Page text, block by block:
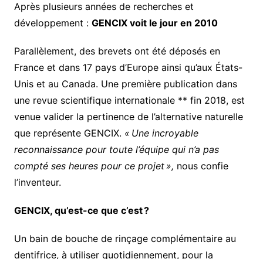
Après plusieurs années de recherches et
développement : GENCIX voit le jour en 2010
Parallèlement, des brevets ont été déposés en
France et dans 17 pays d’Europe ainsi qu’aux États-
Unis et au Canada. Une première publication dans
une revue scientifique internationale ** fin 2018, est
venue valider la pertinence de l’alternative naturelle
que représente GENCIX. « Une incroyable
reconnaissance pour toute l’équipe qui n’a pas
compté ses heures pour ce projet », nous confie
l’inventeur.
GENCIX, qu’est-ce que c’est ?
Un bain de bouche de rinçage complémentaire au
dentifrice, à utiliser quotidiennement, pour la